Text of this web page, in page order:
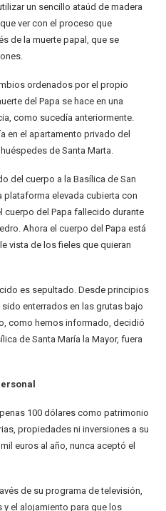
un sencillo ataúd de madera
ver con el proceso que
de la muerte papal, que se
ordenados por el propio
del Papa se hace en una
como sucedía anteriormente.
en el apartamento privado del
de Santa Marta.
del cuerpo a la Basílica de San
plataforma elevada cubierta con
cuerpo del Papa fallecido durante
Ahora el cuerpo del Papa está
vista de los fieles que quieran
es sepultado. Desde principios
enterrados en las grutas bajo
como hemos informado, decidió
de Santa María la Mayor, fuera
100 dólares como patrimonio
propiedades ni inversiones a su
euros al año, nunca aceptó el
de su programa de televisión,
el alojamiento para que los